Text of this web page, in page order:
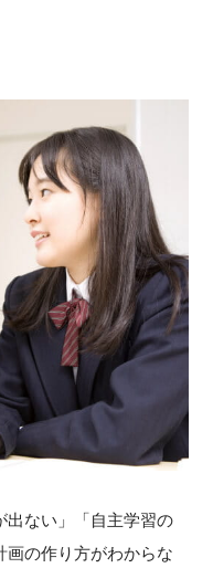
出ない」「自主学習の
画の作り方がわからな